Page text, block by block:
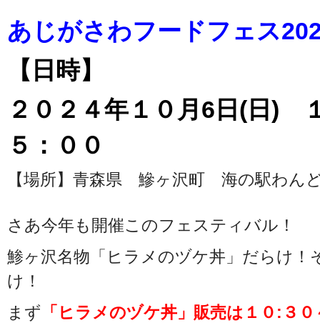
あじがさわフードフェス
【日時】
２０２４年１０月6日(日)
５：００
【場所】青森県 鰺ヶ沢町 海の駅わん
さあ今年も開催このフェスティバル！
鯵ヶ沢名物「ヒラメのヅケ丼」だらけ！
け！
まず 「ヒラメのヅケ丼」販売は１０:３